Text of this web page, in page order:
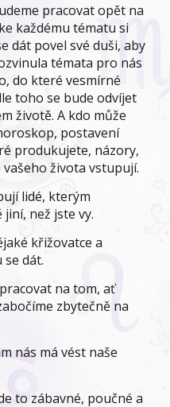
pracovat opět na
každému tématu si
dát povel své duši, aby
témata pro nás
do které vesmírné
toho se bude odvíjet
životě. A kdo může
postavení
produkujete, názory,
života vstupují.
lidé, kterým
než jste vy.
křižovatce a
dát.
na tom, ať
zbytečně na
nás má vést naše
to zábavné, poučné a